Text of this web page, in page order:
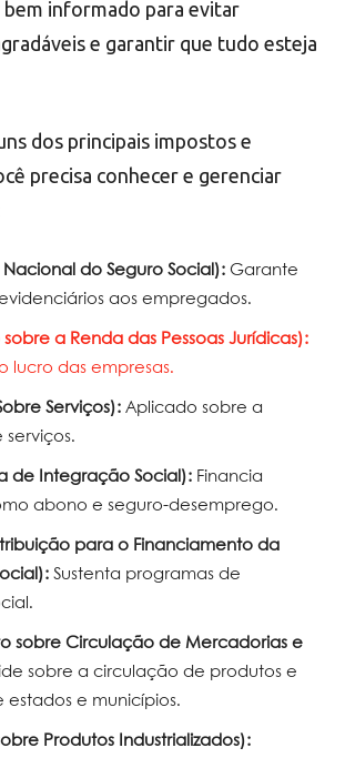
bem informado para evitar
e garantir que tudo esteja
dos principais impostos e
precisa conhecer e gerenciar
Nacional do Seguro Social): Garante
aos empregados.
sobre a Renda das Pessoas Jurídicas):
lucro das empresas.
Serviços): Aplicado sobre a
de Integração Social): Financia
abono e seguro-desemprego.
para o Financiamento da
Sustenta programas de
sobre Circulação de Mercadorias e
sobre a circulação de produtos e
estados e municípios.
Produtos Industrializados):